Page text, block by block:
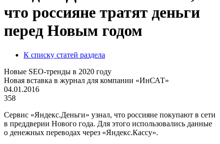
что россияне тратят деньги
перед Новым годом
К списку статей раздела
Новые SEO-тренды в 2020 году
Новая вставка в журнал для компании «ИнСАТ»
04.01.2016
358
Сервис «Яндекс.Деньги» узнал, что россияне покупают в сети
в преддверии Нового года. Для этого использовались данные
о денежных переводах через «Яндекс.Кассу».